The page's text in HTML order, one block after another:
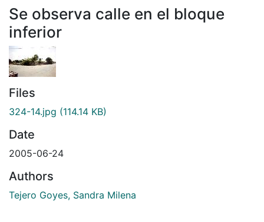
Se observa calle en el bloque
inferior
Files
324-14.jpg (114.14 KB)
Date
2005-06-24
Authors
Tejero Goyes, Sandra Milena